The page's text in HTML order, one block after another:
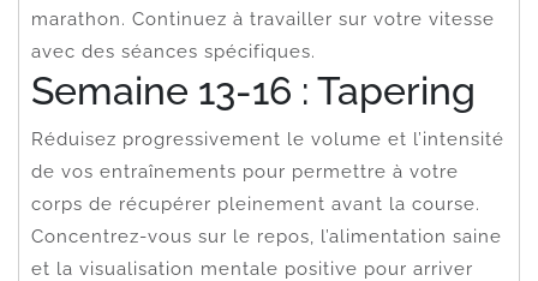
marathon. Continuez à travailler sur votre vitesse
avec des séances spécifiques.
Semaine 13-16 : Tapering
Réduisez progressivement le volume et l’intensité
de vos entraînements pour permettre à votre
corps de récupérer pleinement avant la course.
Concentrez-vous sur le repos, l’alimentation saine
et la visualisation mentale positive pour arriver